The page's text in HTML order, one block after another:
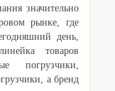
значительно
рынке, где
день,
товаров
погрузчики,
а бренд